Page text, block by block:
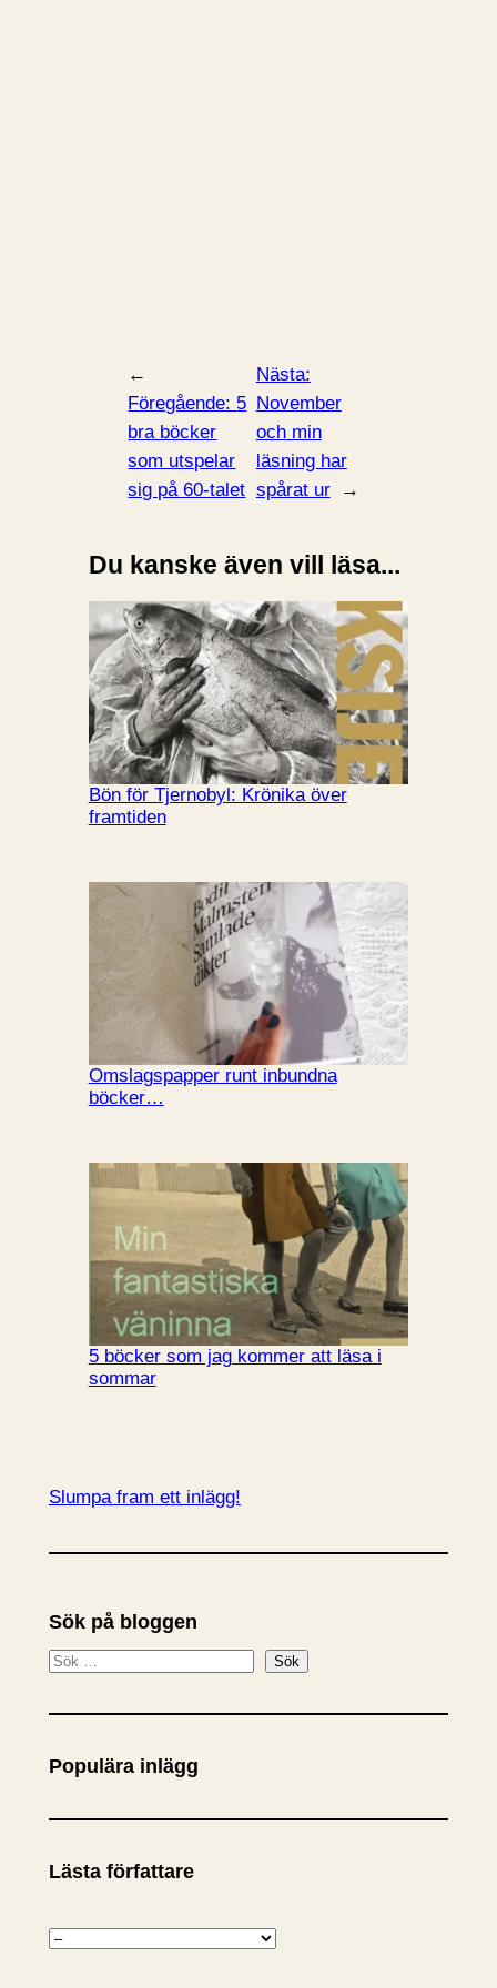
←
Föregående: 5
bra böcker
som utspelar
sig på 60-talet
Nästa:
November
och min
läsning har
spårat ur
→
Du kanske även vill läsa...
Bön för Tjernobyl: Krönika över
framtiden
Omslagspapper runt inbundna
böcker…
5 böcker som jag kommer att läsa i
sommar
Slumpa fram ett inlägg!
Sök på bloggen
S
k
Sök
Populära inlägg
Lästa författare
K